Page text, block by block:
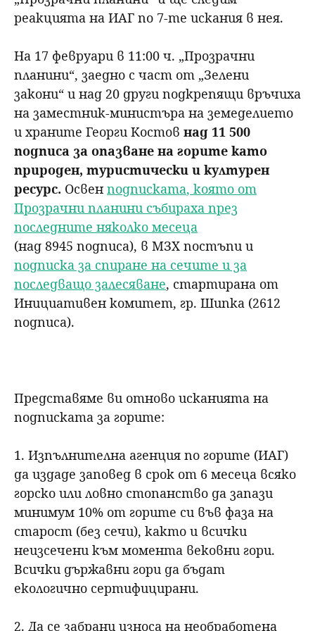
реакцията на ИАГ по 7-те искания в нея.
На 17 февруари в 11:00 ч. „Прозрачни
планини“, заедно с част от „Зелени
закони“ и над 20 други подкрепящи връчиха
на заместник-министъра на земеделието
и храните Георги Костов над 11 500
подписа за опазване на горите като
природен, туристически и културен
ресурс. Освен подписката, която от
Прозрачни планини събираха през
последните няколко месеца
(над 8945 подписа), в МЗХ постъпи и
подписка за спиране на сечите и за
последващо залесяване, стартирана от
Инициативен комитет, гр. Шипка (2612
подписа).
Представяме ви отново исканията на
подписката за горите:
1. Изпълнителна агенция по горите (ИАГ)
да издаде заповед в срок от 6 месеца всяко
горско или ловно стопанство да запази
минимум 10% от горите си във фаза на
старост (без сечи), както и всички
неизсечени към момента вековни гори.
Всички държавни гори да бъдат
екологично сертифицирани.
2. Да се забрани износа на необработена